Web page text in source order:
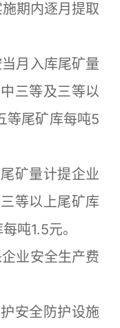
期内逐月提取
月入库尾矿量
三等及三等以
等尾矿库每吨5
矿量计提企业
等以上尾矿库
吨1.5元。
业安全生产费
安全防护设施